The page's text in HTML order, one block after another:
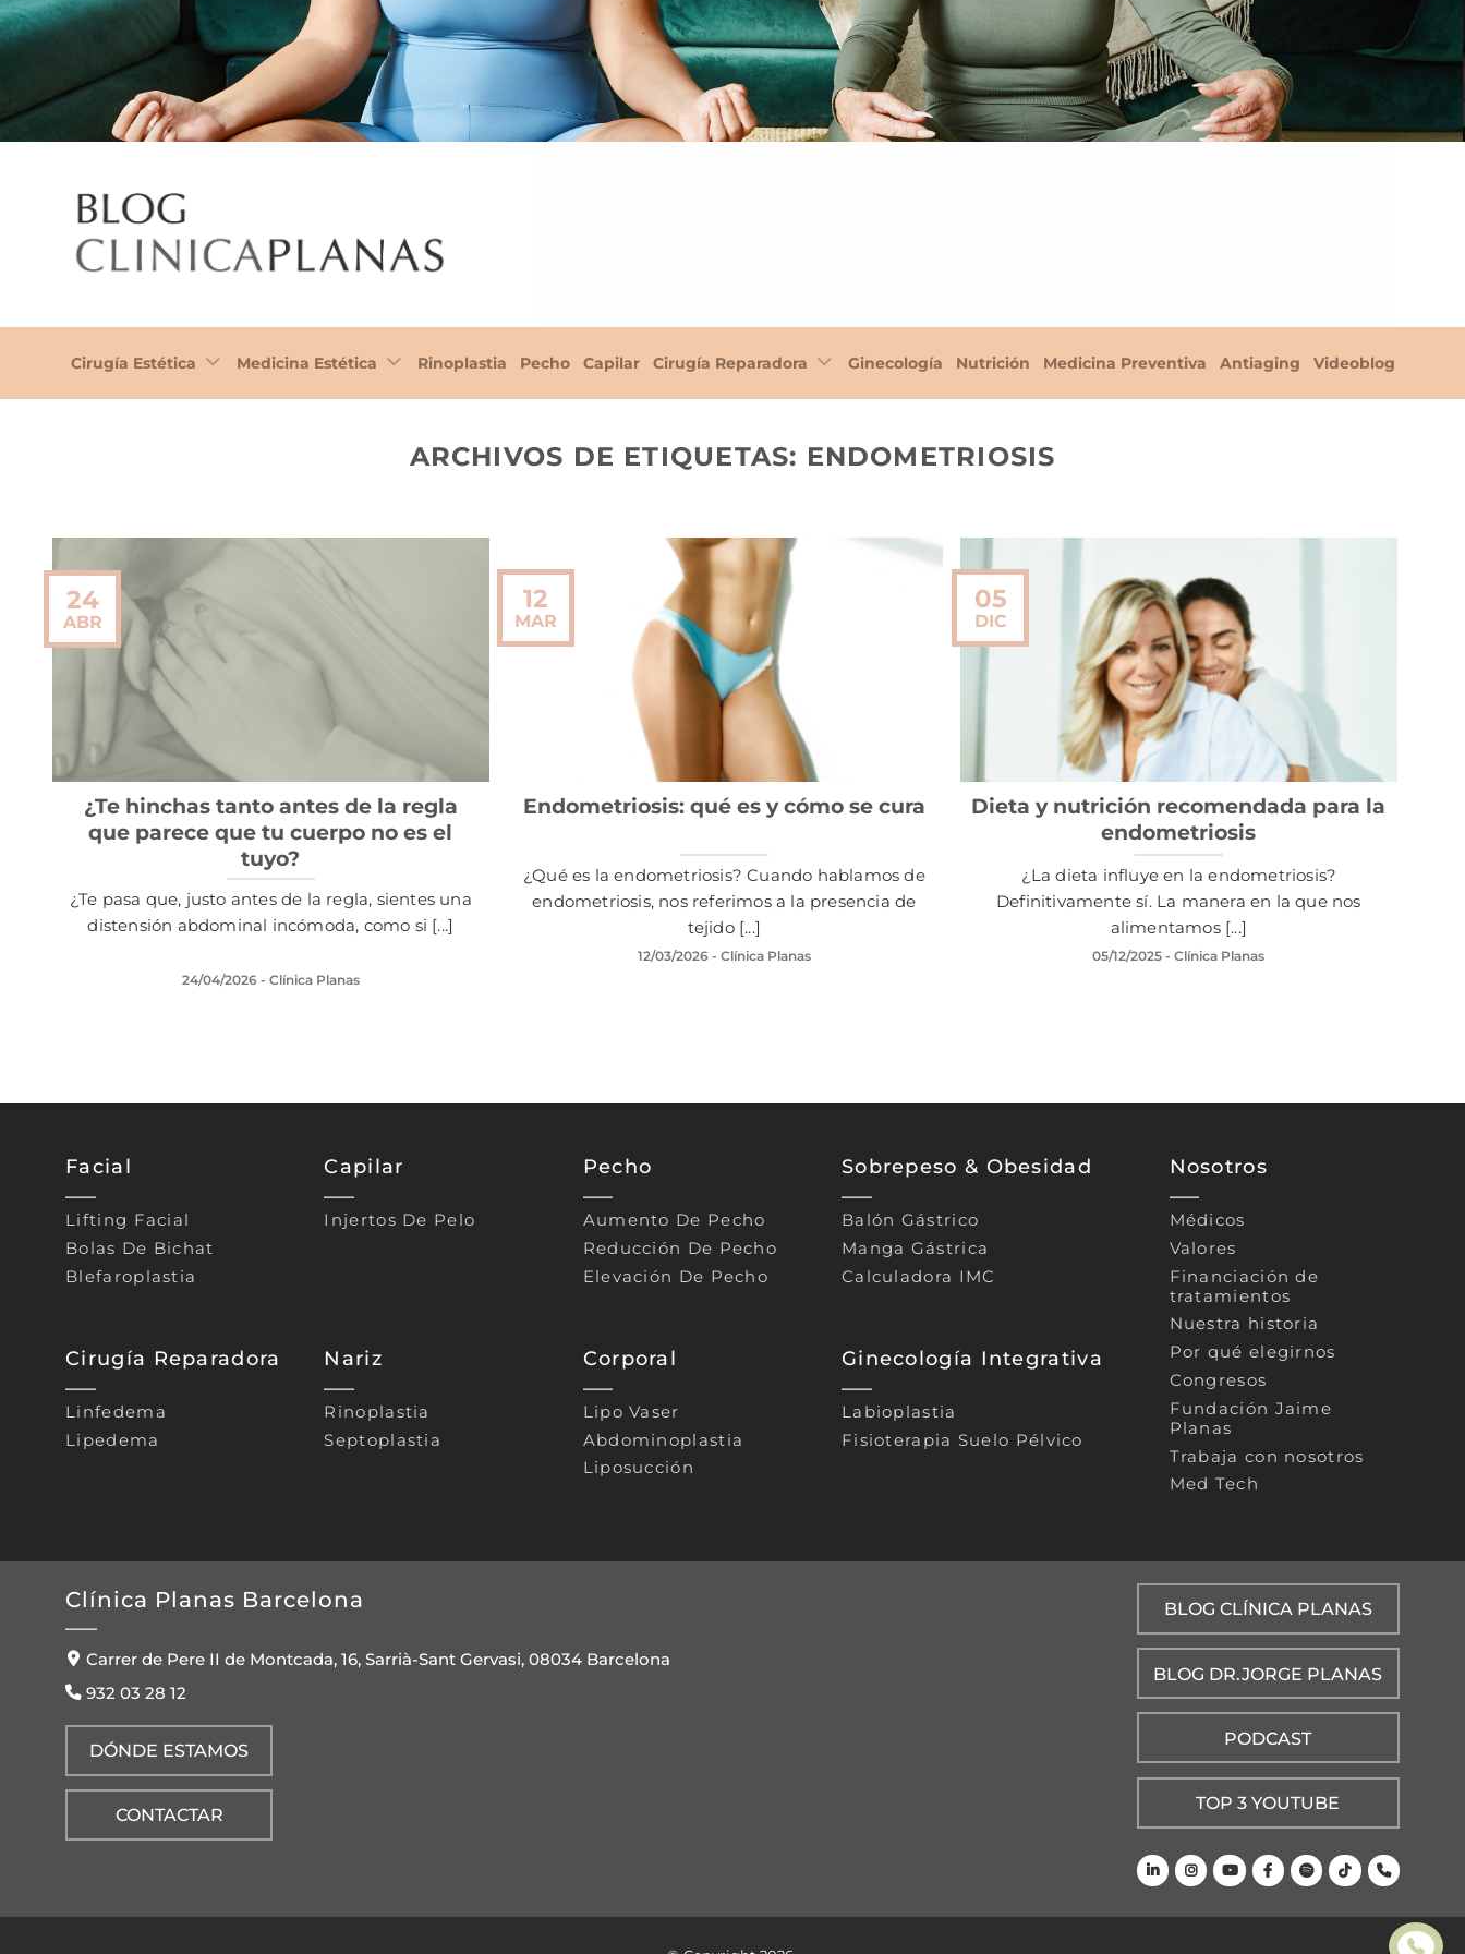
Cirugía Estética Medicina Estética Rinoplastia Pecho Capilar Cirugía Reparadora Ginecología Nutrición Medicina Preventiva Antiaging Videoblog
ARCHIVOS DE ETIQUETAS: ENDOMETRIOSIS
¿Te hinchas tanto antes de la regla
que parece que tu cuerpo no es el
tuyo?
¿Te pasa que, justo antes de la regla, sientes una
distensión abdominal incómoda, como si [...]
24/04/2026- Clínica Planas
24
ABR
Endometriosis: qué es y cómo se cura
¿Qué es la endometriosis? Cuando hablamos de
endometriosis, nos referimos a la presencia de
tejido [...]
12/03/2026- Clínica Planas
12
MAR
Dieta y nutrición recomendada para la
endometriosis
¿La dieta influye en la endometriosis?
Definitivamente sí. La manera en la que nos
alimentamos [...]
05/12/2025 - Clínica Planas
05
DIC
Facial
Lifting Facial
Bolas De Bichat
Blefaroplastia
Cirugía Reparadora
Linfedema
Lipedema
Capilar
Injertos De Pelo
Nariz
Rinoplastia
Septoplastia
Pecho
Aumento De Pecho
Reducción De Pecho
Elevación De Pecho
Corporal
Lipo Vaser
Abdominoplastia
Liposucción
Sobrepeso & Obesidad
Balón Gástrico
Manga Gástrica
Calculadora IMC
Ginecología Integrativa
Labioplastia
Fisioterapia Suelo Pélvico
Nosotros
Médicos
Valores
Financiación de
tratamientos
Nuestra historia
Por qué elegirnos
Congresos
Fundación Jaime
Planas
Trabaja con nosotros
Med Tech
Clínica Planas Barcelona
Carrer de Pere II de Montcada, 16, Sarrià-Sant Gervasi, 08034 Barcelona
932 03 28 12
DÓNDE ESTAMOS
CONTACTAR
BLOG CLÍNICA PLANAS
BLOG DR.JORGE PLANAS
PODCAST
TOP 3 YOUTUBE